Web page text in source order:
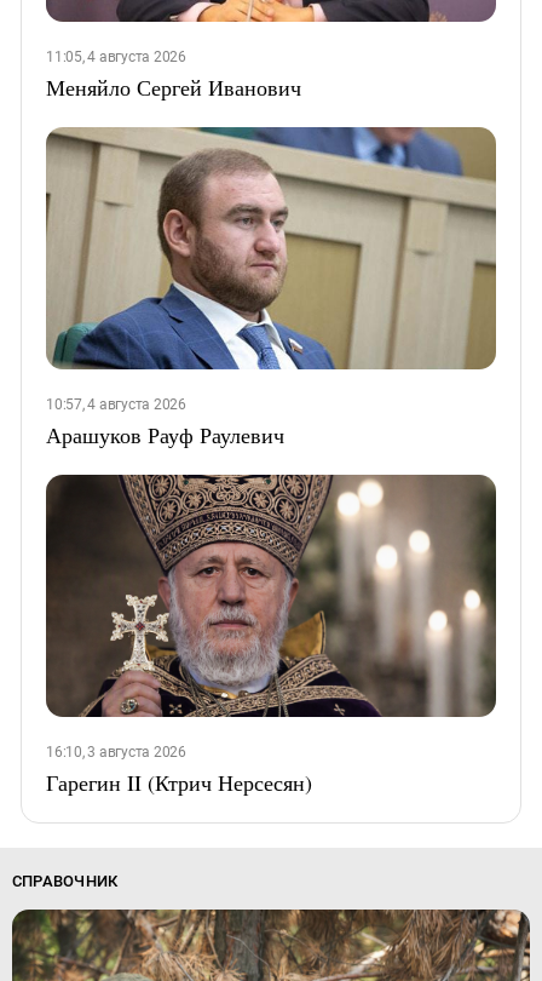
11:05, 4 августа 2026
Меняйло Сергей Иванович
10:57, 4 августа 2026
Арашуков Рауф Раулевич
16:10, 3 августа 2026
Гарегин II (Ктрич Нерсесян)
СПРАВОЧНИК